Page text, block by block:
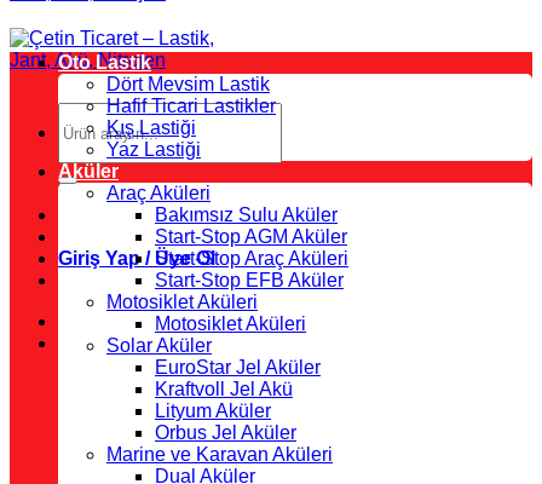
Ara:
Giriş Yap / Üye Ol
Oto Lastik
Dört Mevsim Lastik
Hafif Ticari Lastikler
Kış Lastiği
Yaz Lastiği
Aküler
Araç Aküleri
Bakımsız Sulu Aküler
Start-Stop AGM Aküler
Start-Stop Araç Aküleri
Start-Stop EFB Aküler
Motosiklet Aküleri
Motosiklet Aküleri
Solar Aküler
EuroStar Jel Aküler
Kraftvoll Jel Akü
Lityum Aküler
Orbus Jel Aküler
Marine ve Karavan Aküleri
Dual Aküler